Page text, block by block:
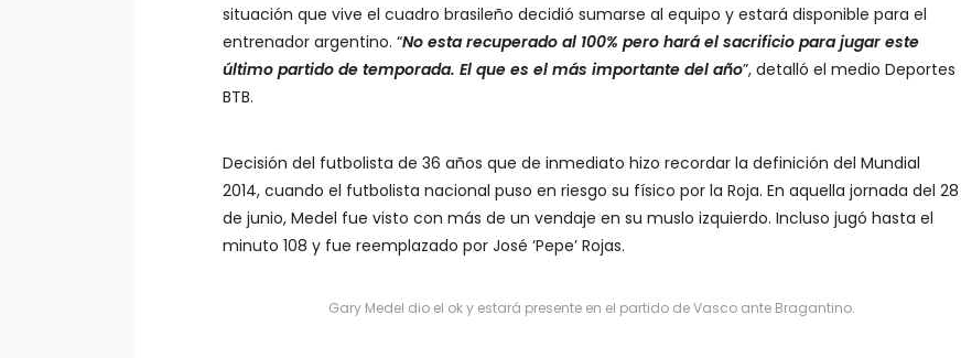
situación que vive el cuadro brasileño decidió sumarse al equipo y estará disponible para el
entrenador argentino. “No esta recuperado al 100% pero hará el sacrificio para jugar este
último partido de temporada. El que es el más importante del año”, detalló el medio Deportes
BTB.
Decisión del futbolista de 36 años que de inmediato hizo recordar la definición del Mundial
2014, cuando el futbolista nacional puso en riesgo su físico por la Roja. En aquella jornada del 28
de junio, Medel fue visto con más de un vendaje en su muslo izquierdo. Incluso jugó hasta el
minuto 108 y fue reemplazado por José ‘Pepe’ Rojas.
Gary Medel dio el ok y estará presente en el partido de Vasco ante Bragantino.